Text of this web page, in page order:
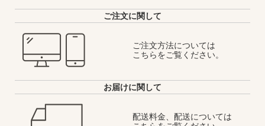
ご注文に関して
ご注文方法については
こちらをご覧ください。
お届けに関して
配送料金、配送については